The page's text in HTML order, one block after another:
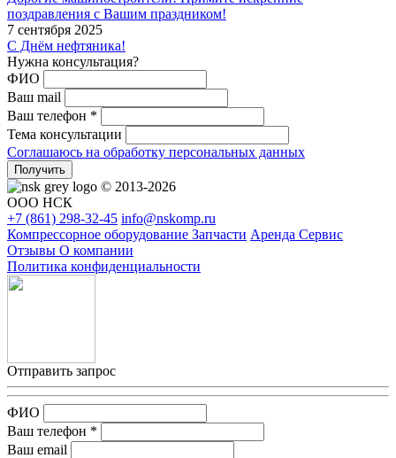
поздравления с Вашим праздником!
7 сентября 2025
С Днём нефтяника!
Нужна консультация?
ФИО
Ваш mail
Ваш телефон *
Тема консультации
Соглашаюсь на обработку персональных данных
Получить
© 2013-2026
ООО НСК
+7 (861) 298-32-45 info@nskomp.ru
Компрессорное оборудование Запчасти Аренда Сервис
Отзывы О компании
Политика конфиденциальности
Отправить запрос
ФИО
Ваш телефон *
Ваш email